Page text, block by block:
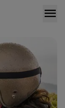
menu